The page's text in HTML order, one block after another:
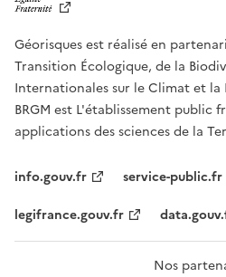
Géorisques est réalisé en
Transition Écologique, de la
Internationales sur le Climat et la
BRGM est L'établissement public
applications des sciences de la
info.gouv.fr
service-public.fr
legifrance.gouv.fr
Nos